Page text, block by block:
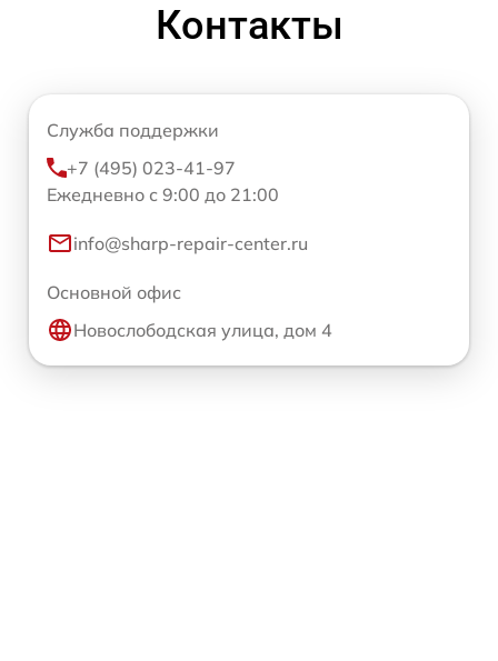
Контакты
Служба поддержки
+7 (495) 023-41-97
Ежедневно с 9:00 до 21:00
info@sharp-repair-center.ru
Основной офис
Новослободская улица, дом 4